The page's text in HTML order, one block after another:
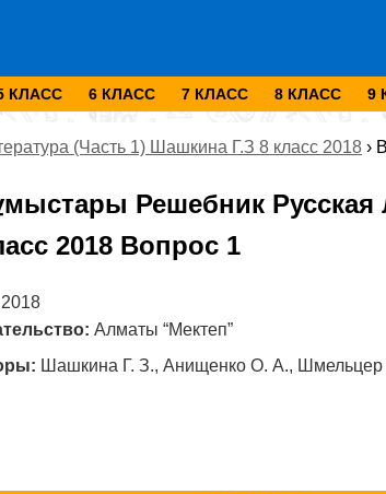
КЛАСС 6 КЛАСС 7 КЛАСС 8 КЛАСС 9
(Часть 1) Шашкина Г.З 8 класс 2018 ›
Решебник Русская
2018 Вопрос 1
2018
Алматы “Мектеп”
Шашкина Г. З., Анищенко О. А.,